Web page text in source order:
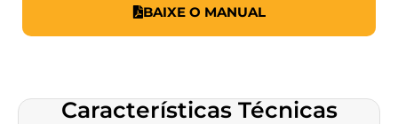
BAIXE O MANUAL
Características Técnicas